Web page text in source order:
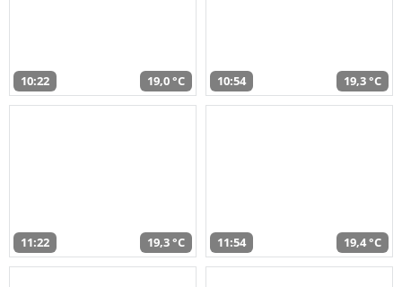
10:22 19,0 °C 10:54 19,3 °C
11:22 19,3 °C 11:54 19,4 °C